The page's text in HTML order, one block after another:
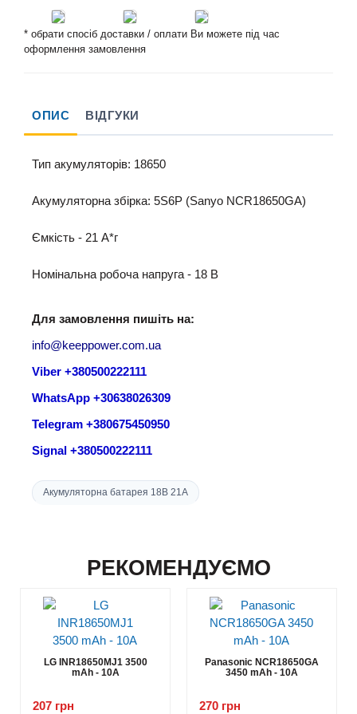
* обрати спосіб доставки / оплати Ви можете під час
оформлення замовлення
ОПИС ВІДГУКИ
Тип акумуляторів: 18650
Акумуляторна збірка: 5S6P (Sanyo NCR18650GA)
Ємкість - 21 A*г
Номінальна робоча напруга - 18 B
Для замовлення пишіть на:
info@keeppower.com.ua
Viber +380500222111
WhatsApp +30638026309
Telegram +380675450950
Signal +380500222111
Акумуляторна батарея 18В 21A
РЕКОМЕНДУЄМО
LG INR18650MJ1 3500
mAh - 10А
207 грн
Panasonic NCR18650GA
3450 mAh - 10А
270 грн